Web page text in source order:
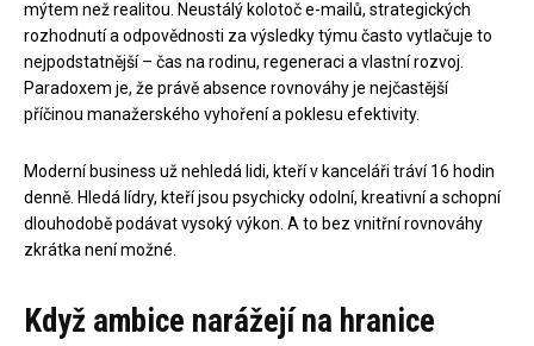
mýtem než realitou. Neustálý kolotoč e-mailů, strategických
rozhodnutí a odpovědnosti za výsledky týmu často vytlačuje to
nejpodstatnější – čas na rodinu, regeneraci a vlastní rozvoj.
Paradoxem je, že právě absence rovnováhy je nejčastější
příčinou manažerského vyhoření a poklesu efektivity.
Moderní business už nehledá lidi, kteří v kanceláři tráví 16 hodin
denně. Hledá lídry, kteří jsou psychicky odolní, kreativní a schopní
dlouhodobě podávat vysoký výkon. A to bez vnitřní rovnováhy
zkrátka není možné.
Když ambice narážejí na hranice